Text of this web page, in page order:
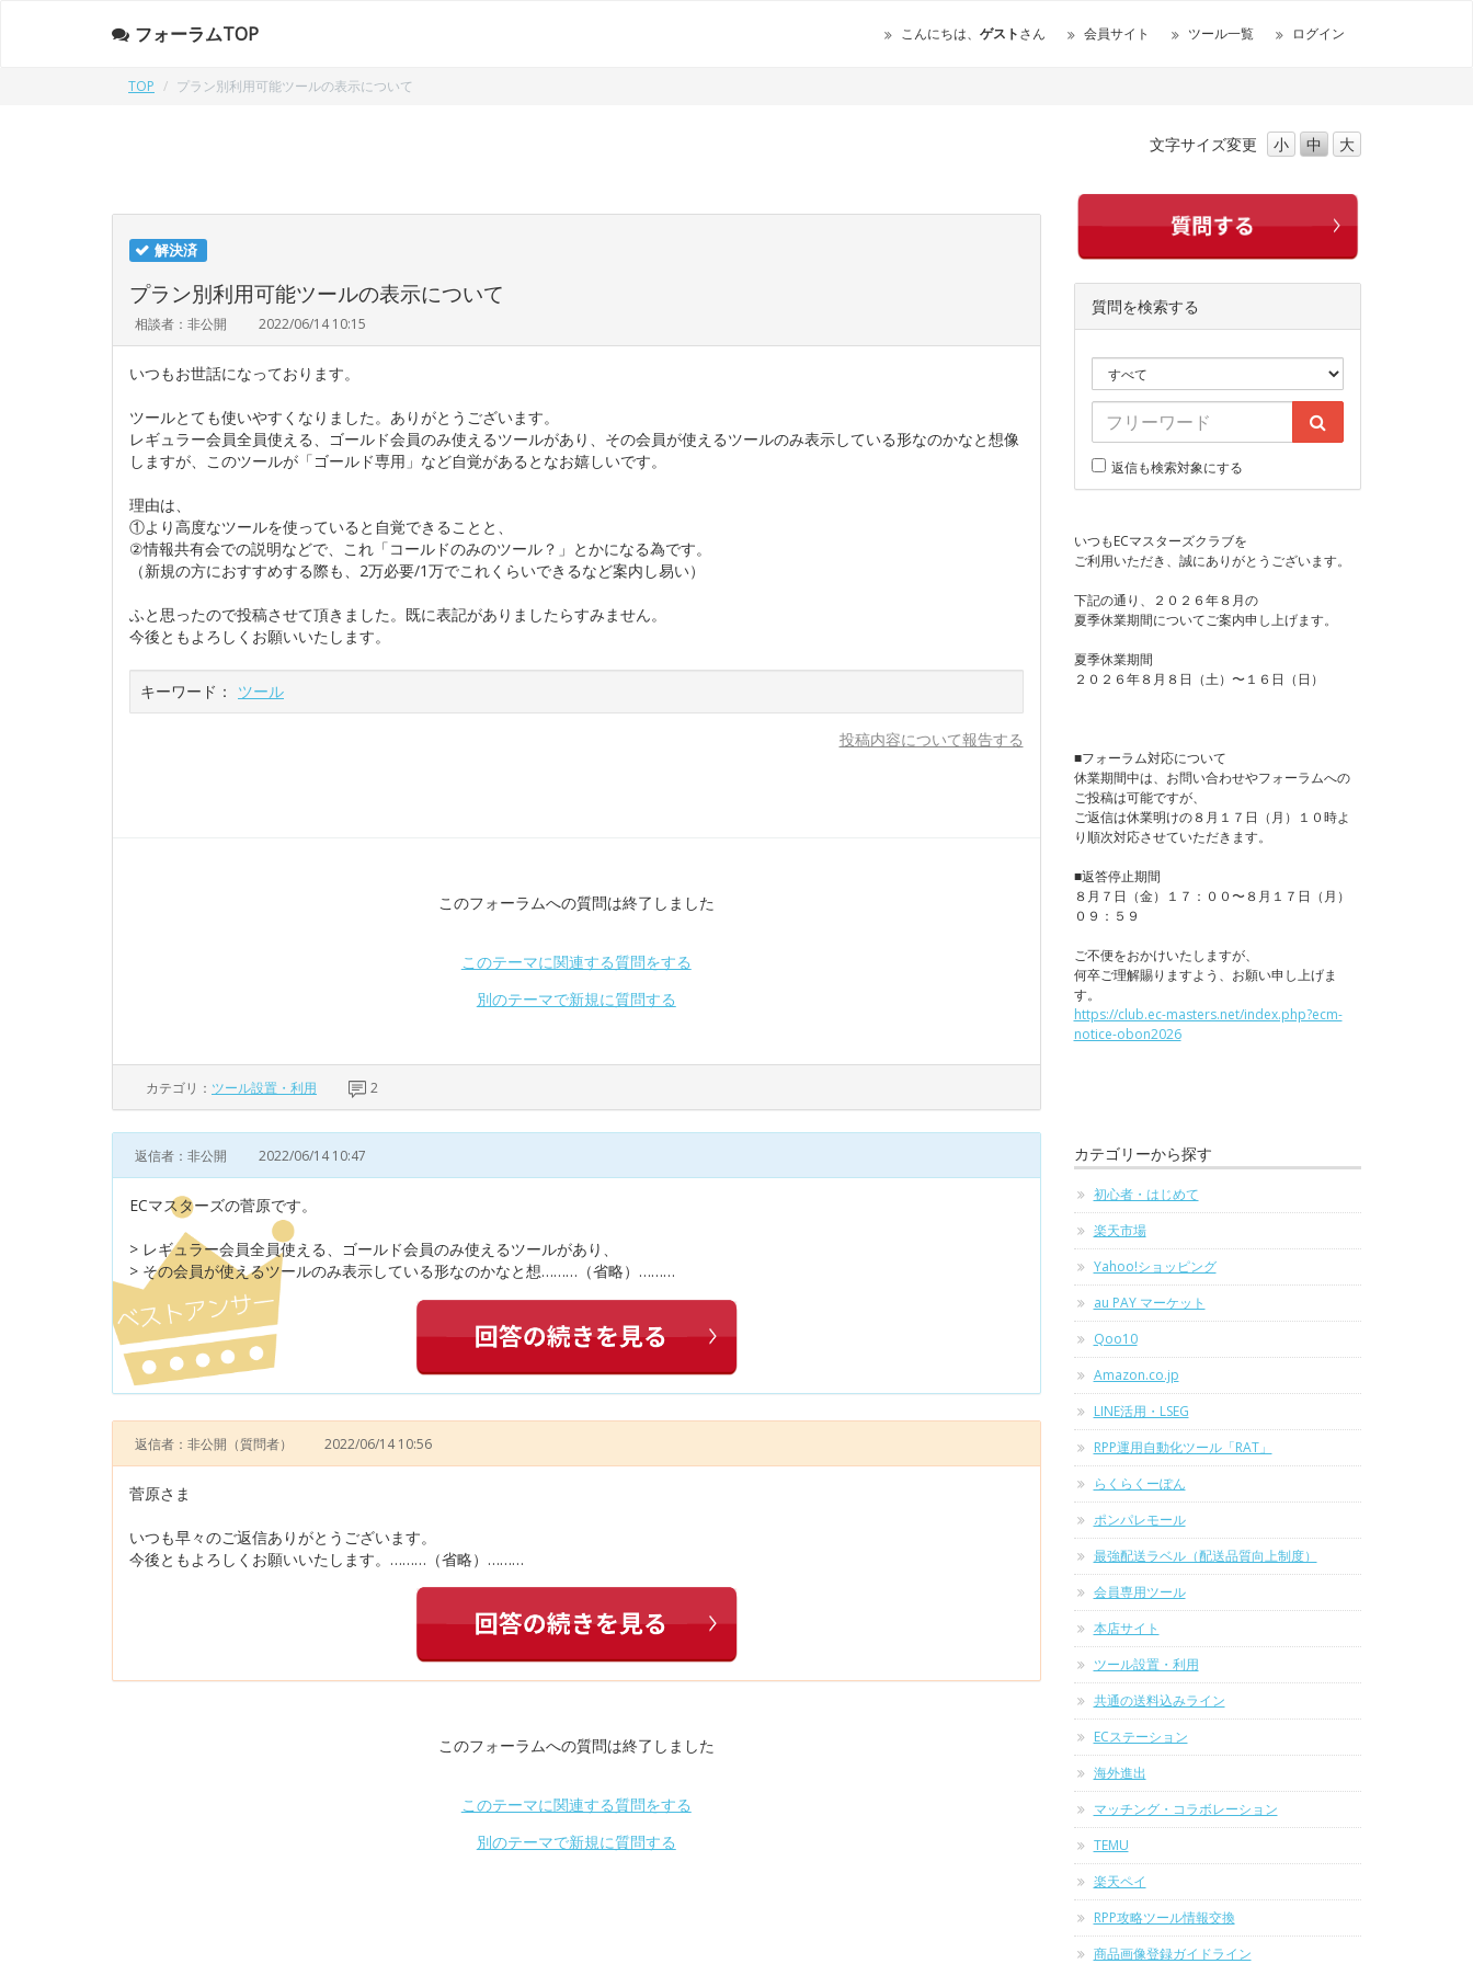
フォーラムTOP こんにちは、 ゲストさん 会員サイト ツール一覧 ログイン
TOP プラン別利用可能ツールの表示について
文字サイズ変更 小 中 大
解決済
プラン別利用可能ツールの表示について
相談者：非公開 2022/06/14 10:15
いつもお世話になっております。
ツールとても使いやすくなりました。ありがとうございます。
レギュラー会員全員使える、ゴールド会員のみ使えるツールがあり、その会員が使えるツールのみ表示している形なのかなと想像
しますが、このツールが「ゴールド専用」など自覚があるとなお嬉しいです。
理由は、
①より高度なツールを使っていると自覚できることと、
②情報共有会での説明などで、これ「コールドのみのツール？」とかになる為です。
（新規の方におすすめする際も、2万必要/1万でこれくらいできるなど案内し易い）
ふと思ったので投稿させて頂きました。既に表記がありましたらすみません。
今後ともよろしくお願いいたします。
キーワード： ツール
投稿内容について報告する
このフォーラムへの質問は終了しました
このテーマに関連する質問をする
別のテーマで新規に質問する
カテゴリ： ツール設置・利用 2
返信者：非公開 2022/06/14 10:47
ECマスターズの菅原です。
> レギュラー会員全員使える、ゴールド会員のみ使えるツールがあり、
> その会員が使えるツールのみ表示している形なのかなと想………（省略）………
返信者：非公開 （質問者） 2022/06/14 10:56
菅原さま
いつも早々のご返信ありがとうございます。
今後ともよろしくお願いいたします。………（省略）………
このフォーラムへの質問は終了しました
このテーマに関連する質問をする
別のテーマで新規に質問する
質問を検索する
返信も検索対象にする
いつもECマスターズクラブを
ご利用いただき、誠にありがとうございます。
下記の通り、２０２６年８月の
夏季休業期間についてご案内申し上げます。
夏季休業期間
２０２６年８月８日（土）〜１６日（日）
■フォーラム対応について
休業期間中は、お問い合わせやフォーラムへの
ご投稿は可能ですが、
ご返信は休業明けの８月１７日（月）１０時よ
り順次対応させていただきます。
■返答停止期間
８月７日（金）１７：００〜８月１７日（月）
０９：５９
ご不便をおかけいたしますが、
何卒ご理解賜りますよう、お願い申し上げま
す。
https://club.ec-masters.net/index.php?ecm-
notice-obon2026
カテゴリーから探す
初心者・はじめて
楽天市場
Yahoo!ショッピング
au PAY マーケット
Qoo10
Amazon.co.jp
LINE活用・LSEG
RPP運用自動化ツール「RAT」
らくらくーぽん
ポンパレモール
最強配送ラベル（配送品質向上制度）
会員専用ツール
本店サイト
ツール設置・利用
共通の送料込みライン
ECステーション
海外進出
マッチング・コラボレーション
TEMU
楽天ペイ
RPP攻略ツール情報交換
商品画像登録ガイドライン